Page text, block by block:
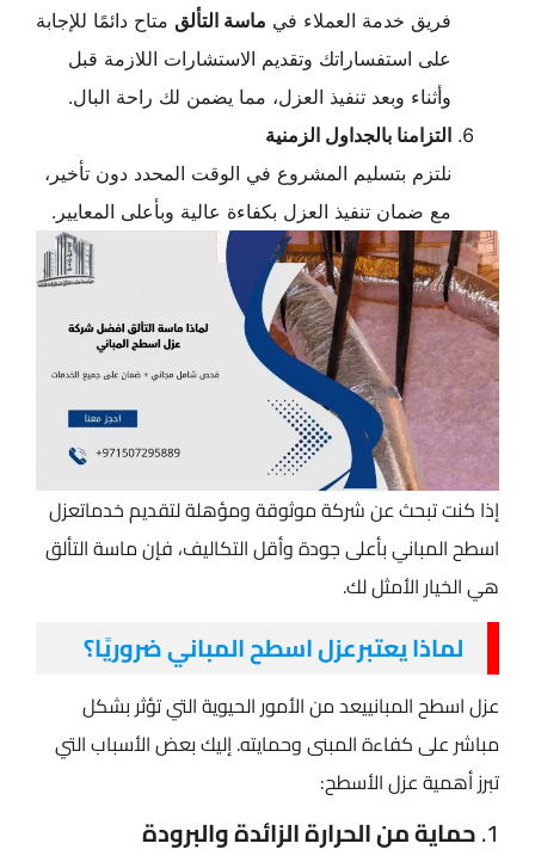
فريق خدمة العملاء في ماسة التألق متاح دائمًا للإجابة
على استفساراتك وتقديم الاستشارات اللازمة قبل
وأثناء وبعد تنفيذ العزل، مما يضمن لك راحة البال.
التزامنا بالجداول الزمنية
نلتزم بتسليم المشروع في الوقت المحدد دون تأخير،
مع ضمان تنفيذ العزل بكفاءة عالية وبأعلى المعايير.
إذا كنت تبحث عن شركة موثوقة ومؤهلة لتقديم خدماتعزل
اسطح المباني​ بأعلى جودة وأقل التكاليف، فإن ماسة التألق
هي الخيار الأمثل لك.
لماذا يعتبرعزل اسطح المباني​ ضروريًا؟
عزل اسطح المباني​يعد من الأمور الحيوية التي تؤثر بشكل
مباشر على كفاءة المبنى وحمايته. إليك بعض الأسباب التي
تبرز أهمية عزل الأسطح:
1. حماية من الحرارة الزائدة والبرودة